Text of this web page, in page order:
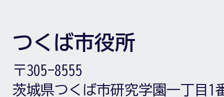
つくば市役所
〒305-8555
茨城県つくば市研究学園一丁目1